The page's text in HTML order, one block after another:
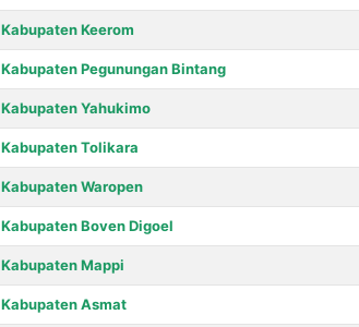
Kabupaten Keerom
Kabupaten Pegunungan Bintang
Kabupaten Yahukimo
Kabupaten Tolikara
Kabupaten Waropen
Kabupaten Boven Digoel
Kabupaten Mappi
Kabupaten Asmat